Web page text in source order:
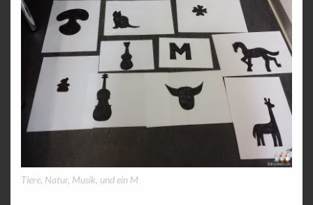
Tiere, Natur, Musik, und ein M